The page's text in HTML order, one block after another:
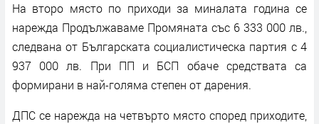
На второ място по приходи за миналата година се
нарежда Продължаваме Промяната със 6 333 000 лв.,
следвана от Българската социалистическа партия с 4
937 000 лв. При ПП и БСП обаче средствата са
формирани в най-голяма степен от дарения.
ДПС се нарежда на четвърто място според приходите,